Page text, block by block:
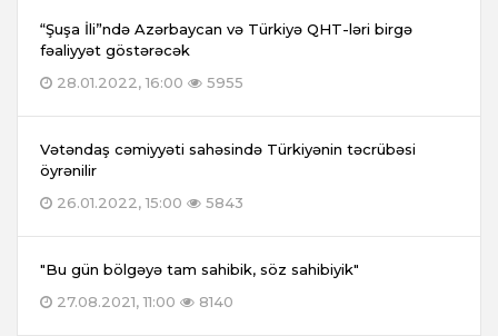
“Şuşa İli”ndə Azərbaycan və Türkiyə QHT-ləri birgə
fəaliyyət göstərəcək
28.01.2022, 16:00
5955
Vətəndaş cəmiyyəti sahəsində Türkiyənin təcrübəsi
öyrənilir
26.01.2022, 15:00
5843
"Bu gün bölgəyə tam sahibik, söz sahibiyik"
27.08.2021, 11:00
8140